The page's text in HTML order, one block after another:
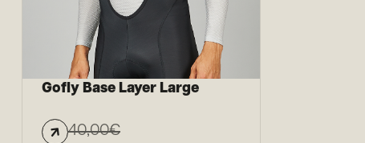
Gofly Base Layer Large
40,00€